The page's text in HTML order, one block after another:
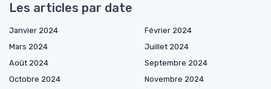
Les articles par date
Janvier 2024
Février 2024
Mars 2024
Juillet 2024
Août 2024
Septembre 2024
Octobre 2024
Novembre 2024